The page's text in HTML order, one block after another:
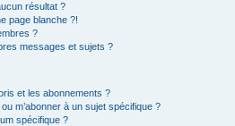
résultat ?
page blanche ?!
?
messages et sujets ?
et les abonnements ?
m’abonner à un sujet spécifique ?
spécifique ?